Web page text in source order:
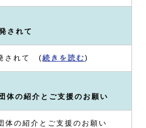
されて
されて ( 続きを読む )
体の紹介とご支援のお願い
体の紹介とご支援のお願い